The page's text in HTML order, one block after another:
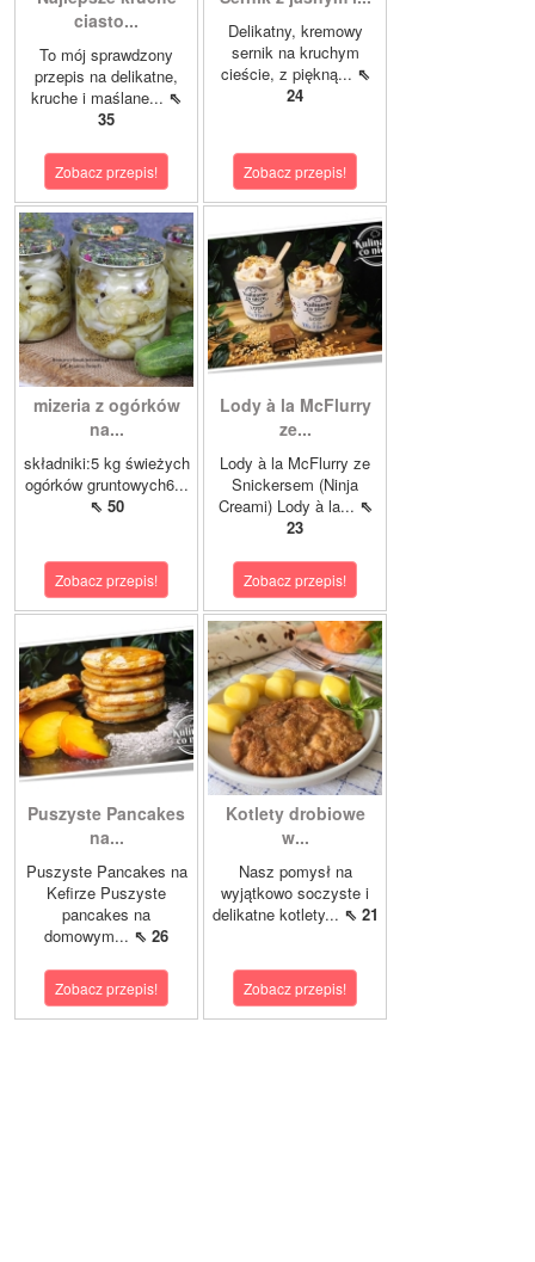
ciasto...
To mój sprawdzony
przepis na delikatne,
kruche i maślane... ⇖
35
Zobacz przepis!
Delikatny, kremowy
sernik na kruchym
cieście, z piękną... ⇖
24
Zobacz przepis!
mizeria z ogórków
na...
składniki:5 kg świeżych
ogórków gruntowych6...
⇖ 50
Zobacz przepis!
Lody à la McFlurry
ze...
Lody à la McFlurry ze
Snickersem (Ninja
Creami) Lody à la... ⇖
23
Zobacz przepis!
Puszyste Pancakes
na...
Puszyste Pancakes na
Kefirze Puszyste
pancakes na
domowym... ⇖ 26
Zobacz przepis!
Kotlety drobiowe
w...
Nasz pomysł na
wyjątkowo soczyste i
delikatne kotlety... ⇖ 21
Zobacz przepis!